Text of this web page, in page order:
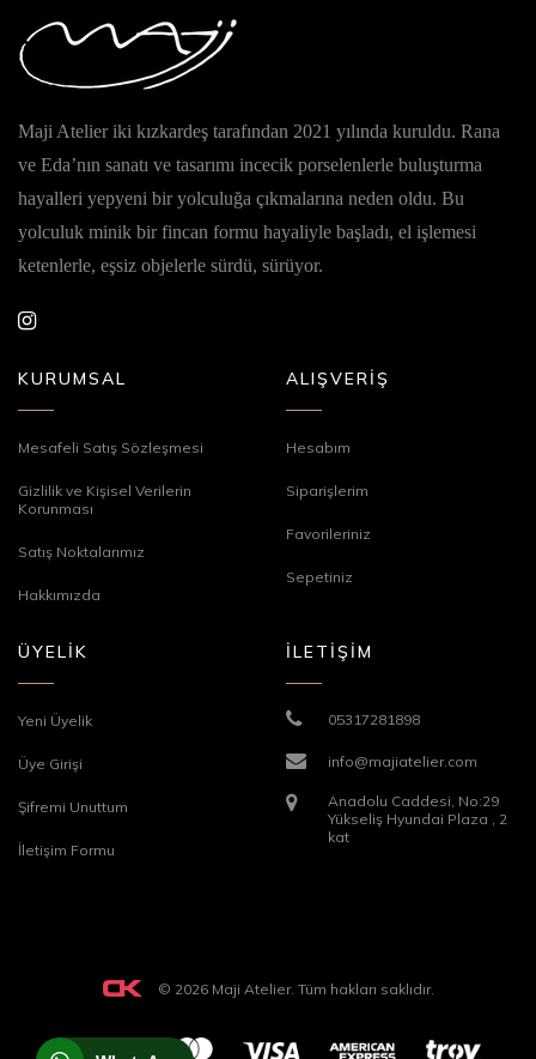
Maji Atelier iki kızkardeş tarafından 2021 yılında kuruldu. Rana
ve Eda’nın sanatı ve tasarımı incecik porselenlerle buluşturma
hayalleri yepyeni bir yolculuğa çıkmalarına neden oldu. Bu
yolculuk minik bir fincan formu hayaliyle başladı, el işlemesi
ketenlerle, eşsiz objelerle sürdü, sürüyor.
KURUMSAL
Mesafeli Satış Sözleşmesi
Gizlilik ve Kişisel Verilerin
Korunması
Satış Noktalarımız
Hakkımızda
ALIŞVERİŞ
Hesabım
Siparişlerim
Favorileriniz
Sepetiniz
ÜYELİK
Yeni Üyelik
Üye Girişi
Şifremi Unuttum
İletişim Formu
İLETİŞİM
05317281898
info@majiatelier.com
Anadolu Caddesi, No:29
Yükseliş Hyundai Plaza , 2
kat
© 2026 Maji Atelier. Tüm hakları saklıdır.